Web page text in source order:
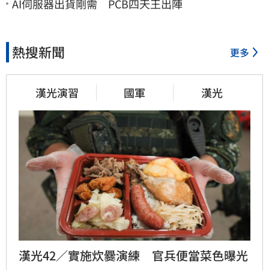
AI伺服器出貨剛需 PCB四天王出陣
熱搜新聞 更多
漢光演習 國軍 漢光
漢光42／實施炊爨演練　官兵便當菜色曝光